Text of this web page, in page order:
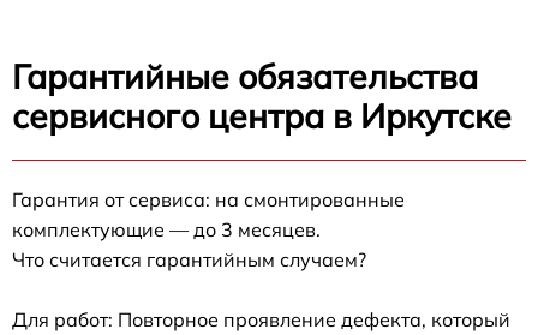
Гарантийные обязательства
сервисного центра в Иркутске
Гарантия от сервиса: на смонтированные
комплектующие — до 3 месяцев.
Что считается гарантийным случаем?
Для работ: Повторное проявление дефекта, который